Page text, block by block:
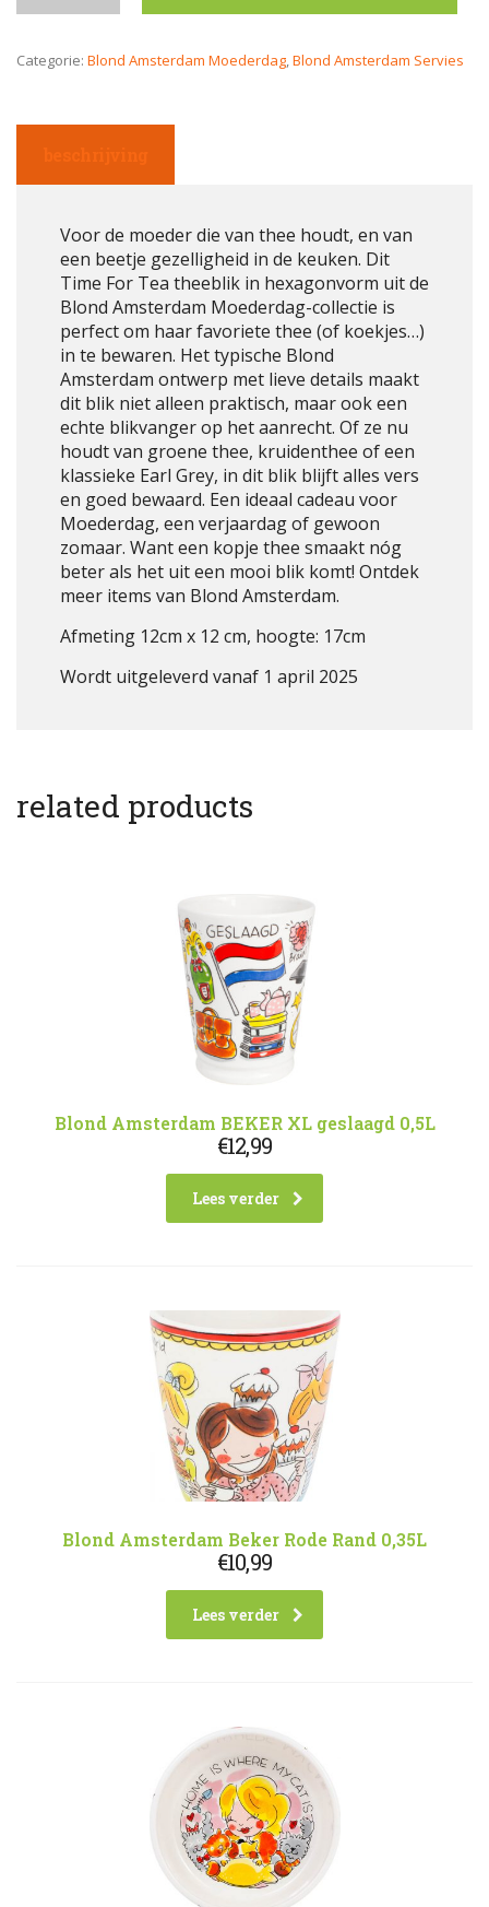
Categorie: Blond Amsterdam Moederdag,Blond Amsterdam Servies
Voor de moeder die van thee houdt, en van
een beetje gezelligheid in de keuken. Dit
Time For Tea theeblik in hexagonvorm uit de
Blond Amsterdam Moederdag-collectie is
perfect om haar favoriete thee (of koekjes…)
in te bewaren. Het typische Blond
Amsterdam ontwerp met lieve details maakt
dit blik niet alleen praktisch, maar ook een
echte blikvanger op het aanrecht. Of ze nu
houdt van groene thee, kruidenthee of een
klassieke Earl Grey, in dit blik blijft alles vers
en goed bewaard. Een ideaal cadeau voor
Moederdag, een verjaardag of gewoon
zomaar. Want een kopje thee smaakt nóg
beter als het uit een mooi blik komt! Ontdek
meer items van Blond Amsterdam.
Afmeting 12cm x 12 cm, hoogte: 17cm
Wordt uitgeleverd vanaf 1 april 2025
related products
Blond Amsterdam BEKER XL geslaagd 0,5L
€12,99
Lees verder
Blond Amsterdam Beker Rode Rand 0,35L
€10,99
Lees verder